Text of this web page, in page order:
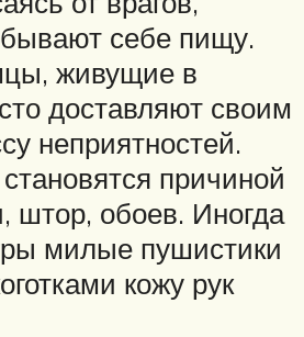
себе пищу.
живущие в
доставляют своим
неприятностей.
причиной
штор, обоев. Иногда
милые пушистики
кожу рук